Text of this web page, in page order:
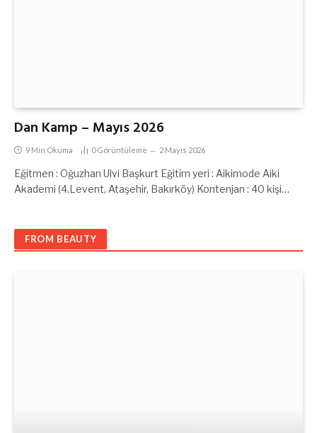
Dan Kamp – Mayıs 2026
9 Min Okuma 0Görüntüleme 2 Mayıs 2026
Eğitmen : Oğuzhan Ulvi Başkurt Eğitim yeri : Aikimode Aiki
Akademi (4.Levent, Ataşehir, Bakırköy) Kontenjan : 40 kişi…
FROM BEAUTY